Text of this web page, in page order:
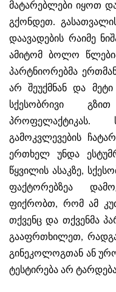
მატარებლები იყოთ
გქონდეთ.
დაავადების რაიმე
ამიტომ ბოლო
პარტნიორებმა
არ შეუქმნან და
სქესობრივი
პროფელაქტიკას.
გამოკვლევების
ერთხელ უნდა
წყვილის ასაკზე,
ფაქტორებზეა
ფიქრობთ, რომ ამ
თქვენც და თქვენმა
გააფრთხილეთ,
გინეკოლოგთან ან
ტესტირება არ